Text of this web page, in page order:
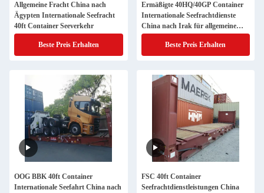
Allgemeine Fracht China nach
Ägypten Internationale Seefracht
40ft Container Seeverkehr
Beste Preis Erhalten
Ermäßigte 40HQ/40GP Container
Internationale Seefrachtdienste
China nach Irak für allgemeine
Fracht
Beste Preis Erhalten
OOG BBK 40ft Container
Internationale Seefahrt China nach
FSC 40ft Container
Seefrachtdienstleistungen China